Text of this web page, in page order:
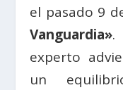
el pasado 9
Vanguardia».
experto
un